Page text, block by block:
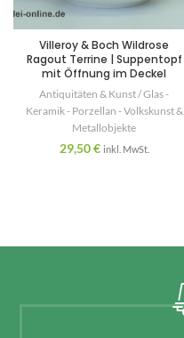
Villeroy & Boch Wildrose
Ragout Terrine | Suppentopf
mit Öffnung im Deckel
Antiquitäten & Kunst / Glas -
Keramik - Porzellan - Volkskunst &
Metallobjekte
29,50€ inkl. MwSt.